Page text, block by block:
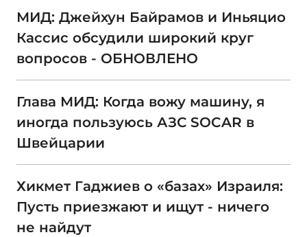
МИД: Джейхун Байрамов и Иньяцио
Кассис обсудили широкий круг
вопросов - ОБНОВЛЕНО
Глава МИД: Когда вожу машину, я
иногда пользуюсь АЗС SOCAR в
Швейцарии
Хикмет Гаджиев о «базах» Израиля:
Пусть приезжают и ищут - ничего
не найдут